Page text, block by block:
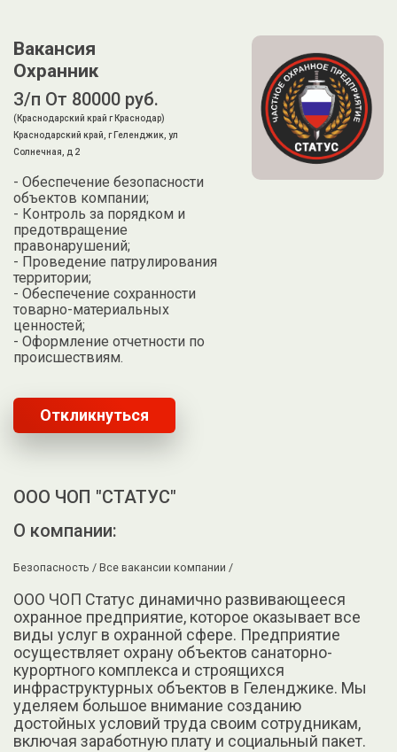
Вакансия
Охранник
З/п От 80000 руб.
(Краснодарский край г Краснодар)
Краснодарский край, г Геленджик, ул
Солнечная, д 2
- Обеспечение безопасности
объектов компании;
- Контроль за порядком и
предотвращение
правонарушений;
- Проведение патрулирования
территории;
- Обеспечение сохранности
товарно-материальных
ценностей;
- Оформление отчетности по
происшествиям.
Откликнуться
ООО ЧОП "СТАТУС"
О компании:
Безопасность / Все вакансии компании /
ООО ЧОП Статус динамично развивающееся
охранное предприятие, которое оказывает все
виды услуг в охранной сфере. Предприятие
осуществляет охрану объектов санаторно-
курортного комплекса и строящихся
инфраструктурных объектов в Геленджике. Мы
уделяем большое внимание созданию
достойных условий труда своим сотрудникам,
включая заработную плату и социальный пакет.